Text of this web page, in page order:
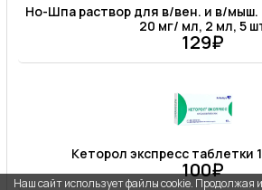
Но-Шпа раствор для в/вен. и в/мыш.
20 мг/ мл, 2 мл, 5
129₽
Кеторол экспресс таблетки
100₽
Наш сайт использует файлы cookie. Продолжая